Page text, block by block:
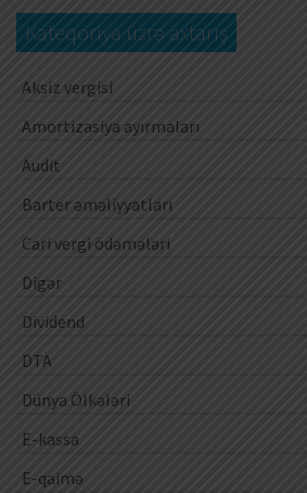
Kateqoriya üzrə axtarış
Aksiz vergisi
Amortizasiya ayırmaları
Audit
Barter əməliyyatları
Cari vergi ödəmələri
Digər
Dividend
DTA
Dünya Ölkələri
E-kassa
E-qaimə